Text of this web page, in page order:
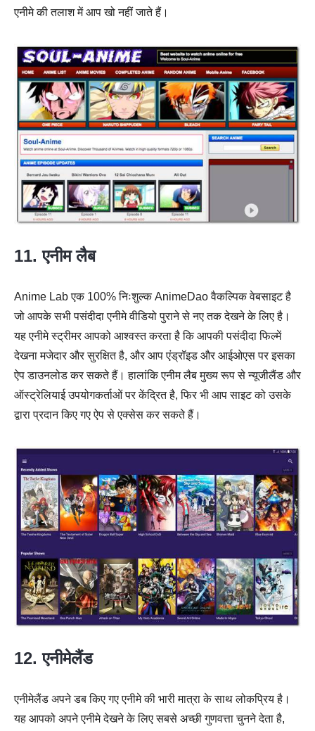
एनीमे की तलाश में आप खो नहीं जाते हैं।
11. एनीम लैब
Anime Lab एक 100% निःशुल्क AnimeDao वैकल्पिक वेबसाइट है
जो आपके सभी पसंदीदा एनीमे वीडियो पुराने से नए तक देखने के लिए है।
यह एनीमे स्ट्रीमर आपको आश्वस्त करता है कि आपकी पसंदीदा फिल्में
देखना मजेदार और सुरक्षित है, और आप एंड्रॉइड और आईओएस पर इसका
ऐप डाउनलोड कर सकते हैं। हालांकि एनीम लैब मुख्य रूप से न्यूजीलैंड और
ऑस्ट्रेलियाई उपयोगकर्ताओं पर केंद्रित है, फिर भी आप साइट को उसके
द्वारा प्रदान किए गए ऐप से एक्सेस कर सकते हैं।
12. एनीमेलैंड
एनीमेलैंड अपने डब किए गए एनीमे की भारी मात्रा के साथ लोकप्रिय है।
यह आपको अपने एनीमे देखने के लिए सबसे अच्छी गुणवत्ता चुनने देता है,